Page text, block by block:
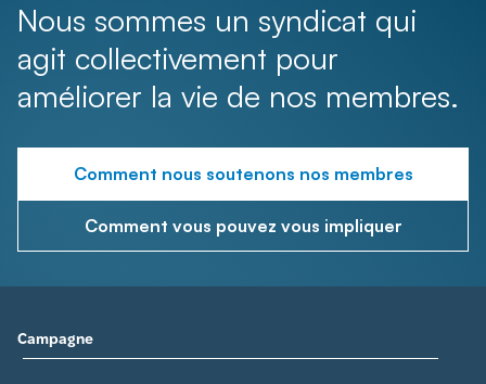
Nous sommes un syndicat qui
agit collectivement pour
améliorer la vie de nos membres.
Comment nous soutenons nos membres
Comment vous pouvez vous impliquer
Campagne